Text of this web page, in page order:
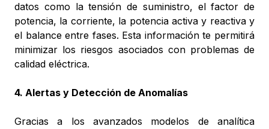
datos como la tensión de suministro, el factor de
potencia, la corriente, la potencia activa y reactiva y
el balance entre fases. Esta información te permitirá
minimizar los riesgos asociados con problemas de
calidad eléctrica.
4. Alertas y Detección de Anomalías
Gracias a los avanzados modelos de analítica